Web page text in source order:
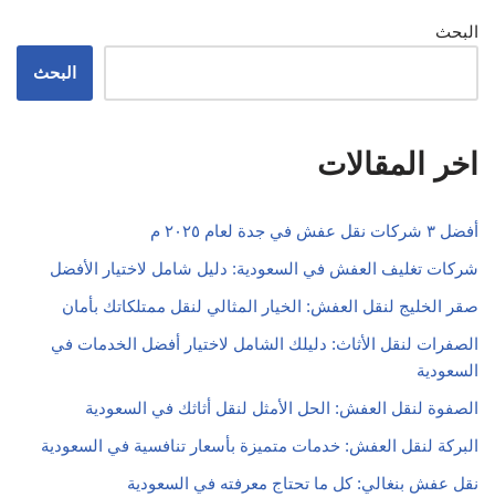
البحث
البحث
اخر المقالات
أفضل ٣ شركات نقل عفش في جدة لعام ٢٠٢٥ م
شركات تغليف العفش في السعودية: دليل شامل لاختيار الأفضل
صقر الخليج لنقل العفش: الخيار المثالي لنقل ممتلكاتك بأمان
الصفرات لنقل الأثاث: دليلك الشامل لاختيار أفضل الخدمات في
السعودية
الصفوة لنقل العفش: الحل الأمثل لنقل أثاثك في السعودية
البركة لنقل العفش: خدمات متميزة بأسعار تنافسية في السعودية
نقل عفش بنغالي: كل ما تحتاج معرفته في السعودية